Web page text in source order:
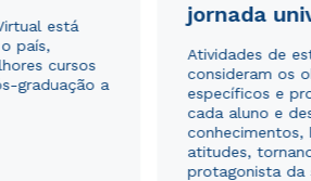
está
país,
cursos
graduação a
jornada
Atividades de
consideram os
específicos e
cada aluno e
conhecimentos,
atitudes,
protagonista da
Política de Privacidade.e
dados sejam utilizados para o
da Cruzeiro do Sul.